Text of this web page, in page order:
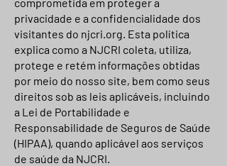
privacidade e a confidencialidade dos
visitantes do njcri.org. Esta política
explica como a NJCRI coleta, utiliza,
protege e retém informações obtidas
por meio do nosso site, bem como seus
direitos sob as leis aplicáveis, incluindo
a Lei de Portabilidade e
Responsabilidade de Seguros de Saúde
(HIPAA), quando aplicável aos serviços
de saúde da NJCRI.